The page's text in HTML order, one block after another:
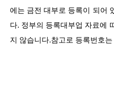
에는 금전 대부로 등록이 되어
다. 정부의 등록대부업 자료에
지 않습니다.참고로 등록번호